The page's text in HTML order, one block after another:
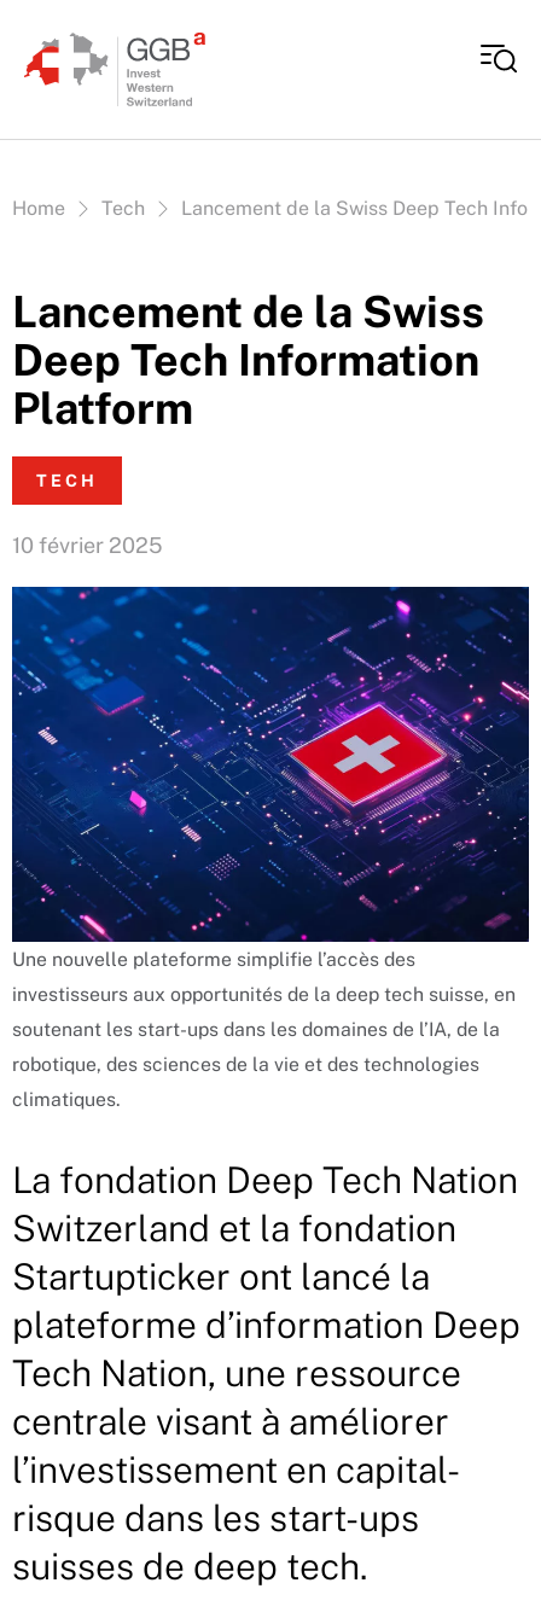
Vous êtes ici:
Home Tech Lancement de la Swiss Deep Tech
Lancement de la Swiss
Deep Tech Information
Platform
TECH
10 février 2025
Une nouvelle plateforme simplifie l’accès des
investisseurs aux opportunités de la deep tech suisse, en
soutenant les start-ups dans les domaines de l’IA, de la
robotique, des sciences de la vie et des technologies
climatiques.
La fondation Deep Tech Nation
Switzerland et la fondation
Startupticker ont lancé la
plateforme d’information Deep
Tech Nation, une ressource
centrale visant à améliorer
l’investissement en capital-
risque dans les start-ups
suisses de deep tech.